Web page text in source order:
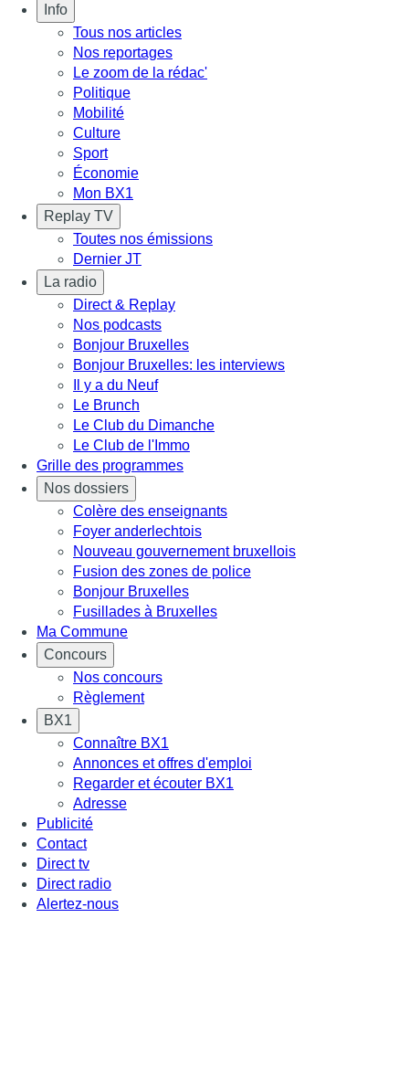
Info
Tous nos articles
Nos reportages
Le zoom de la rédac'
Politique
Mobilité
Culture
Sport
Économie
Mon BX1
Replay TV
Toutes nos émissions
Dernier JT
La radio
Direct & Replay
Nos podcasts
Bonjour Bruxelles
Bonjour Bruxelles: les interviews
Il y a du Neuf
Le Brunch
Le Club du Dimanche
Le Club de l'Immo
Grille des programmes
Nos dossiers
Colère des enseignants
Foyer anderlechtois
Nouveau gouvernement bruxellois
Fusion des zones de police
Bonjour Bruxelles
Fusillades à Bruxelles
Ma Commune
Concours
Nos concours
Règlement
BX1
Connaître BX1
Annonces et offres d'emploi
Regarder et écouter BX1
Adresse
Publicité
Contact
Direct tv
Direct radio
Alertez-nous